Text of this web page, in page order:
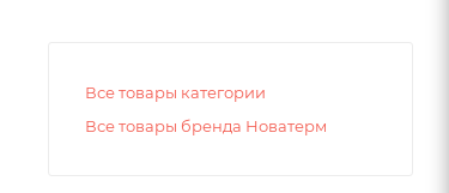
Все товары категории
Все товары бренда Новатерм